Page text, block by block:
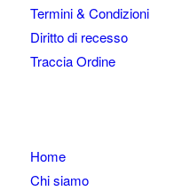
Termini & Condizioni
Diritto di recesso
Traccia Ordine
Home
Chi siamo